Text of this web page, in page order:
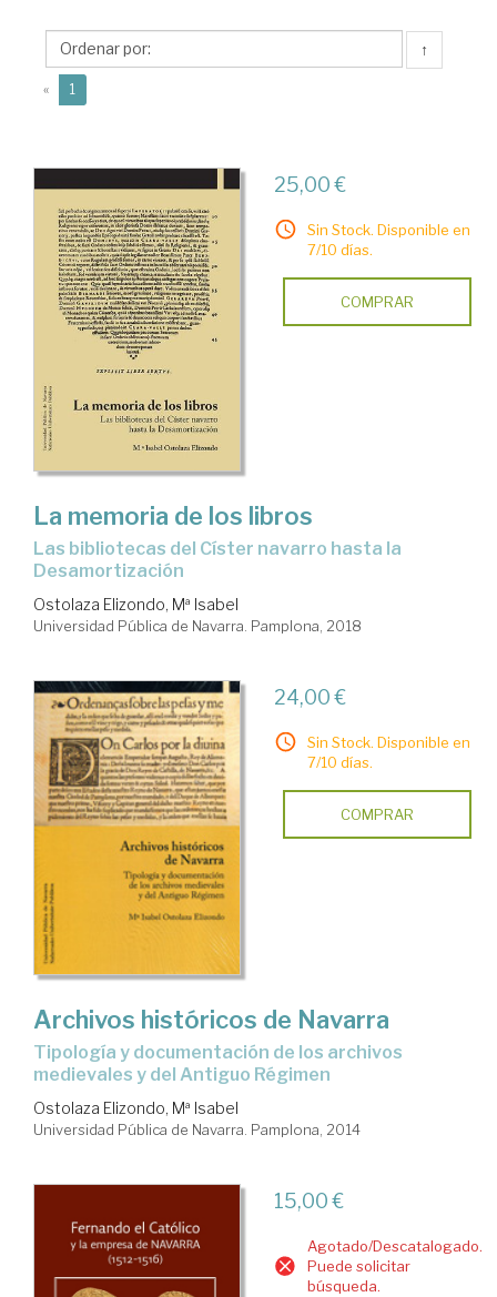
Mª
Isabel
↑
« 1
25,00 €
Sin Stock. Disponible en
7/10 días.
COMPRAR
La memoria de los libros
las bibliotecas del Císter navarro hasta la
Desamortización
Ostolaza Elizondo, Mª Isabel
Universidad Pública de Navarra. Pamplona, 2018
24,00 €
Sin Stock. Disponible en
7/10 días.
COMPRAR
Archivos históricos de Navarra
tipología y documentación de los archivos
medievales y del Antiguo Régimen
Ostolaza Elizondo, Mª Isabel
Universidad Pública de Navarra. Pamplona, 2014
15,00 €
Agotado/Descatalogado.
Puede solicitar
búsqueda.